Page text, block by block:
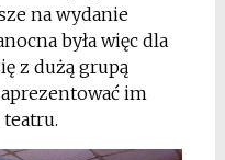
na wydanie
była więc dla
z dużą grupą
im